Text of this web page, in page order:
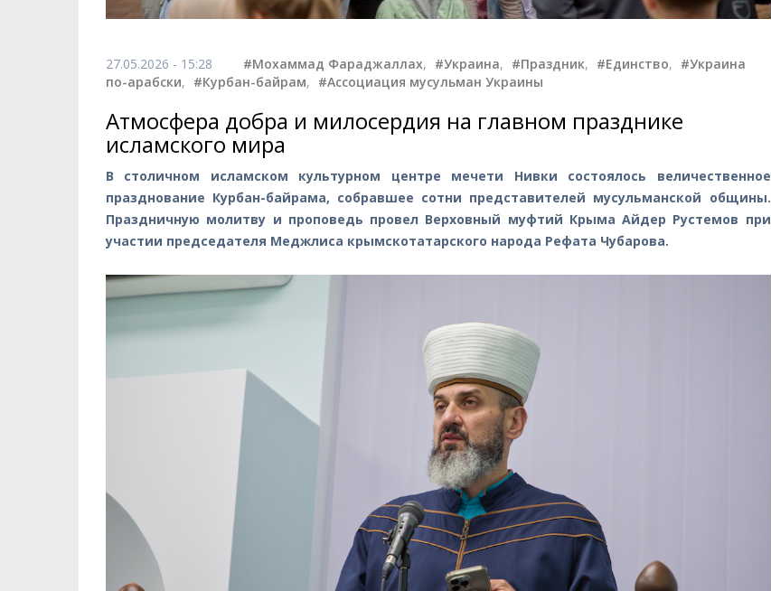
27.05.2026 - 15:28 #Мохаммад Фараджаллах, #Украина, #Праздник, #Единство, #Украина
по-арабски, #Курбан-байрам, #Ассоциация мусульман Украины
Атмосфера добра и милосердия на главном празднике
исламского мира
В столичном исламском культурном центре мечети Нивки состоялось величественное
празднование Курбан-байрама, собравшее сотни представителей мусульманской общины.
Праздничную молитву и проповедь провел Верховный муфтий Крыма Айдер Рустемов при
участии председателя Меджлиса крымскотатарского народа Рефата Чубарова.